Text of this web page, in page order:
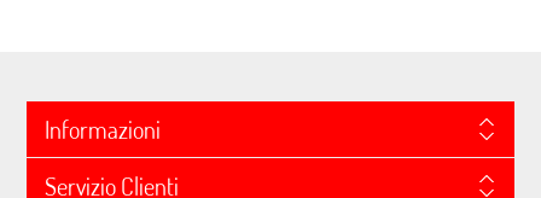
Informazioni
Servizio Clienti